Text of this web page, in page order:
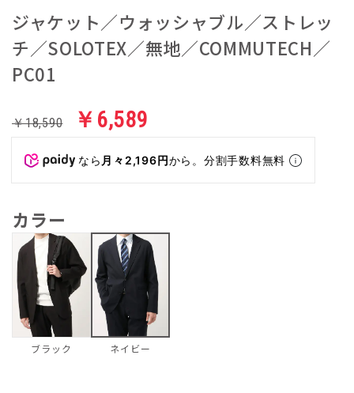
ジャケット／ウォッシャブル／ストレッ
チ／SOLOTEX／無地／COMMUTECH／
PC01
￥18,590 ￥6,589
なら 月々2,196円から。分割手数料無料
カラー
ブラック ネイビー